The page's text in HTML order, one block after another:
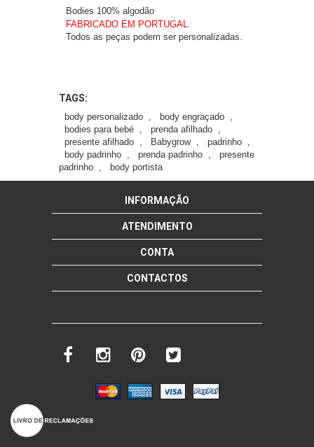
Bodies 100% algodão
FABRICADO EM PORTUGAL.
Todos as peças podem ser personalizadas.
TAGS:
body personalizado , body engraçado ,
bodies para bebé , prenda afilhado ,
presente afilhado , Babygrow , padrinho ,
body padrinho , prenda padrinho ,
presente
padrinho , body portista
INFORMAÇÃO
ATENDIMENTO
CONTA
CONTACTOS